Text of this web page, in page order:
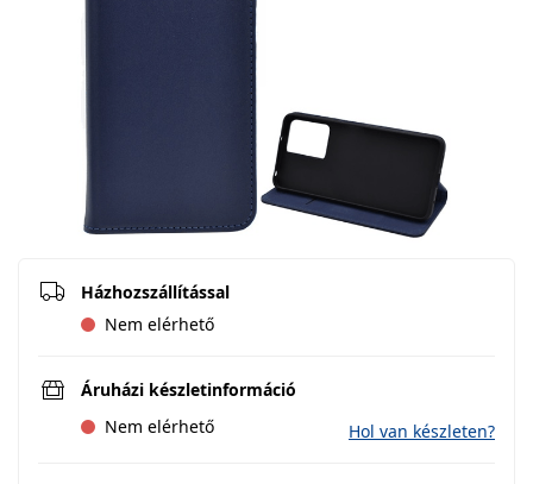
Házhozszállítással
Nem elérhető
Áruházi készletinformáció
Nem elérhető
Hol van készleten?